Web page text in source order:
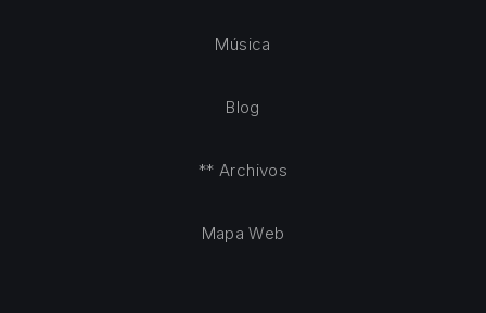
Música
Blog
** Archivos
Mapa Web